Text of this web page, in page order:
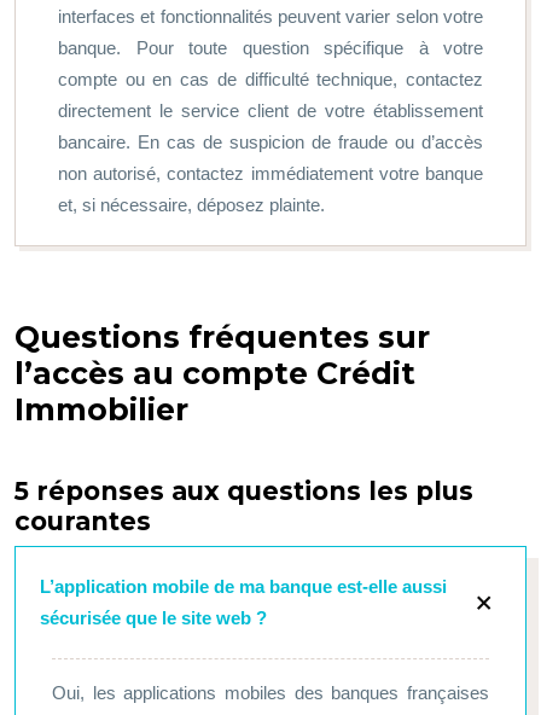
interfaces et fonctionnalités peuvent varier selon votre
banque. Pour toute question spécifique à votre
compte ou en cas de difficulté technique, contactez
directement le service client de votre établissement
bancaire. En cas de suspicion de fraude ou d’accès
non autorisé, contactez immédiatement votre banque
et, si nécessaire, déposez plainte.
Questions fréquentes sur
l’accès au compte Crédit
Immobilier
5 réponses aux questions les plus
courantes
L’application mobile de ma banque est-elle aussi
sécurisée que le site web ?
Oui, les applications mobiles des banques françaises